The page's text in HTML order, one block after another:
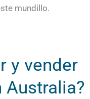
mundillo.
y vender
Australia?